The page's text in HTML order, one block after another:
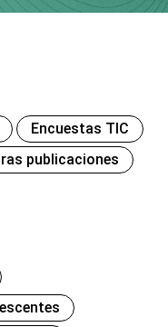
Encuestas TIC
publicaciones